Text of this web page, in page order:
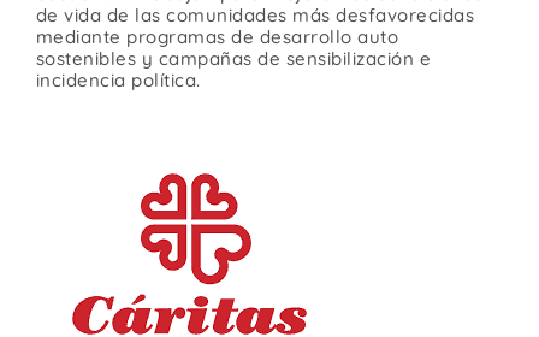
de vida de las comunidades más desfavorecidas
mediante programas de desarrollo auto
sostenibles y campañas de sensibilización e
incidencia política.